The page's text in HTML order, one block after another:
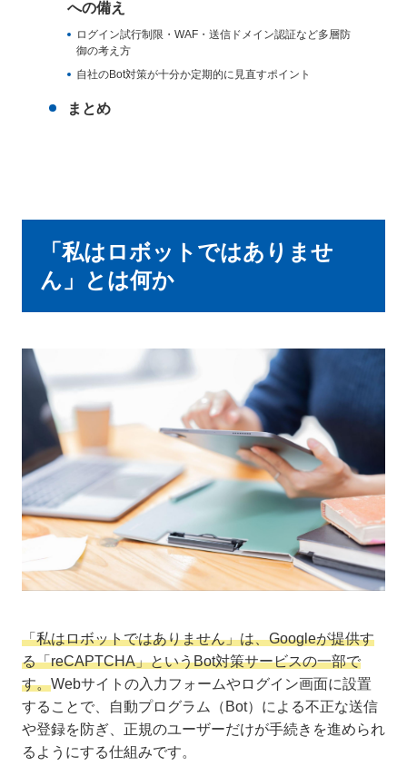
への備え
ログイン試行制限・WAF・送信ドメイン認証など多層防
御の考え方
自社のBot対策が十分か定期的に見直すポイント
まとめ
「私はロボットではありませ
ん」とは何か
「私はロボットではありません」は、Googleが提供す
る「reCAPTCHA」というBot対策サービスの一部で
す。Webサイトの入力フォームやログイン画面に設置
することで、自動プログラム（Bot）による不正な送信
や登録を防ぎ、正規のユーザーだけが手続きを進められ
るようにする仕組みです。